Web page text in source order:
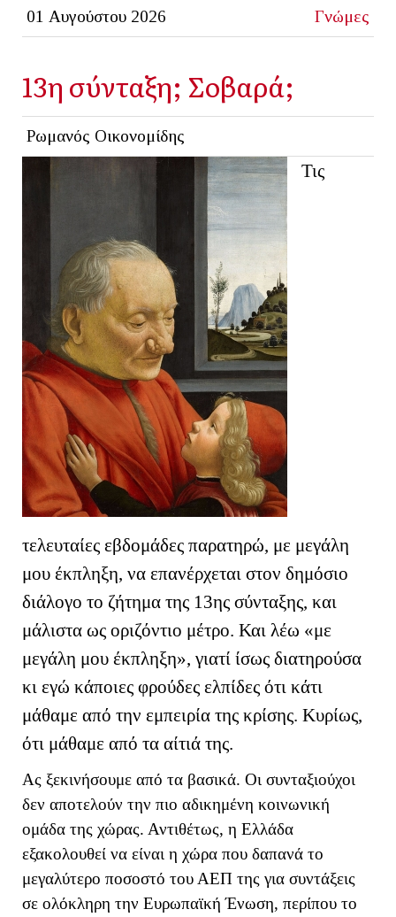
01 Αυγούστου 2026 Γνώμες
13η σύνταξη; Σοβαρά;
Ρωμανός Οικονομίδης
Τις
τελευταίες εβδομάδες παρατηρώ, με μεγάλη
μου έκπληξη, να επανέρχεται στον δημόσιο
διάλογο το ζήτημα της 13ης σύνταξης, και
μάλιστα ως οριζόντιο μέτρο. Και λέω «με
μεγάλη μου έκπληξη», γιατί ίσως διατηρούσα
κι εγώ κάποιες φρούδες ελπίδες ότι κάτι
μάθαμε από την εμπειρία της κρίσης. Κυρίως,
ότι μάθαμε από τα αίτιά της.
Ας ξεκινήσουμε από τα βασικά. Οι συνταξιούχοι
δεν αποτελούν την πιο αδικημένη κοινωνική
ομάδα της χώρας. Αντιθέτως, η Ελλάδα
εξακολουθεί να είναι η χώρα που δαπανά το
μεγαλύτερο ποσοστό του ΑΕΠ της για συντάξεις
σε ολόκληρη την Ευρωπαϊκή Ένωση, περίπου το